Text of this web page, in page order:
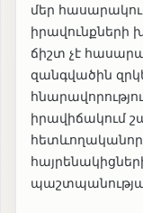
մեր
ճիշտ չէ
զանգվածին
իրավիճակում